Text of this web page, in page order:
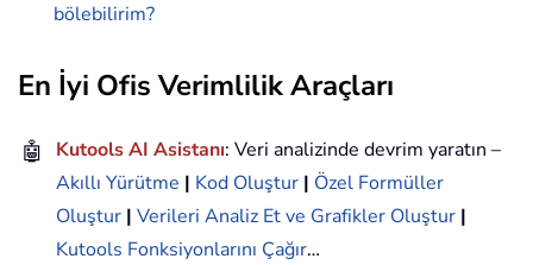
bölebilirim?
En İyi Ofis Verimlilik Araçları
🤖 Kutools AI Asistanı: Veri analizinde devrim yaratın –
Akıllı Yürütme | Kod Oluştur | Özel Formüller
Oluştur | Verileri Analiz Et ve Grafikler Oluştur |
Kutools Fonksiyonlarını Çağır…